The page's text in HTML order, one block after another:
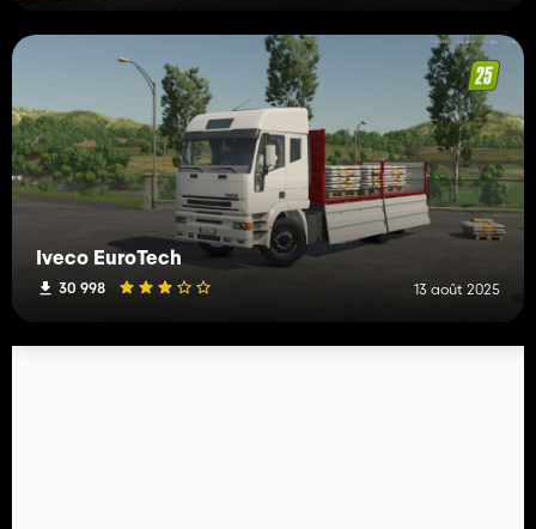
Iveco EuroTech
30 998 13 août 2025